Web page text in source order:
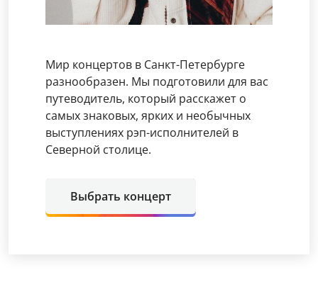
Мир концертов в Санкт-Петербурге
разнообразен. Мы подготовили для вас
путеводитель, который расскажет о
самых знаковых, ярких и необычных
выступлениях рэп-исполнителей в
Северной столице.
Выбрать концерт